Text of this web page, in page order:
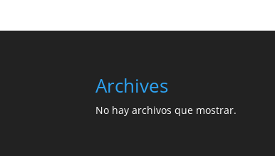
Archives
No hay archivos que mostrar.